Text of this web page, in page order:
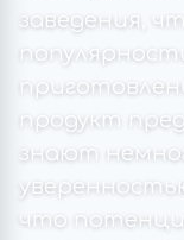
заведения,
продукт
знают
что